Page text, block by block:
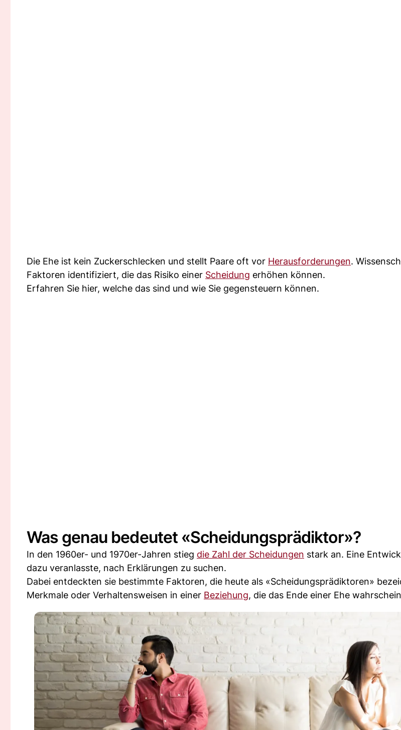
Die Ehe ist kein Zuckerschlecken und stellt Paare oft vor Herausforderungen.
Faktoren identifiziert, die das Risiko einer Scheidung erhöhen können.
Erfahren Sie hier, welche das sind und wie Sie gegensteuern können.
Was genau bedeutet «Scheidungsprädiktor»?
In den 1960er- und 1970er-Jahren stieg die Zahl der Scheidungen stark an. Eine
dazu veranlasste, nach Erklärungen zu suchen.
Dabei entdeckten sie bestimmte Faktoren, die heute als «Scheidungsprädiktoren»
Merkmale oder Verhaltensweisen in einer Beziehung, die das Ende einer Ehe